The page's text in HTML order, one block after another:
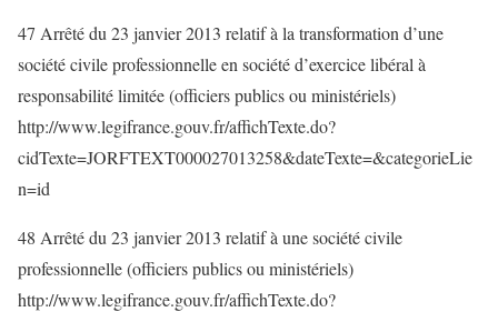
47 Arrêté du 23 janvier 2013 relatif à la transformation d’une
société civile professionnelle en société d’exercice libéral à
responsabilité limitée (officiers publics ou ministériels)
http://www.legifrance.gouv.fr/affichTexte.do?
cidTexte=JORFTEXT000027013258&dateTexte=&categorieLie
n=id
48 Arrêté du 23 janvier 2013 relatif à une société civile
professionnelle (officiers publics ou ministériels)
http://www.legifrance.gouv.fr/affichTexte.do?